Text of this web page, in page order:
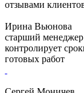
отзывами
Ирина Вьюнова
старший
контролирует
готовых работ